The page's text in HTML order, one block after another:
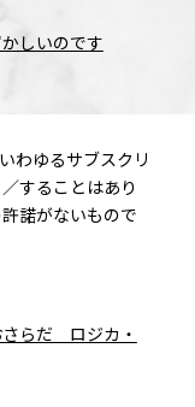
しいのです
わゆるサブスクリ
することはあり
諾がないもので
さらだ ロジカ・